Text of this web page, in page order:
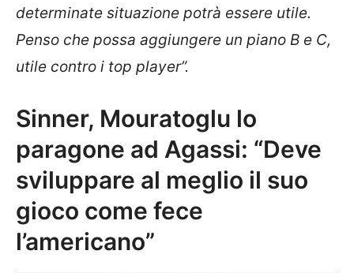
determinate situazione potrà essere utile.
Penso che possa aggiungere un piano B e C,
utile contro i top player”.
Sinner, Mouratoglu lo
paragone ad Agassi: “Deve
sviluppare al meglio il suo
gioco come fece
l’americano”